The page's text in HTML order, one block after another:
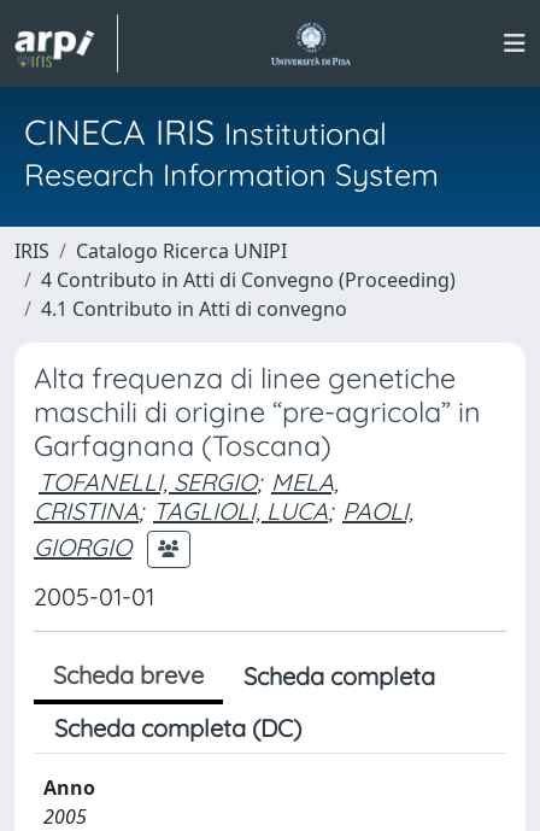
CINECA IRIS Institutional
Research Information System
IRIS
Catalogo Ricerca UNIPI
4 Contributo in Atti di Convegno (Proceeding)
4.1 Contributo in Atti di convegno
Alta frequenza di linee genetiche
maschili di origine “pre-agricola” in
Garfagnana (Toscana)
TOFANELLI, SERGIO; MELA,
CRISTINA; TAGLIOLI, LUCA; PAOLI,
GIORGIO
2005-01-01
Scheda breve
Scheda completa
Scheda completa (DC)
Anno
2005